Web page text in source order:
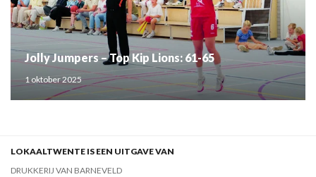
Jolly Jumpers – Top Kip Lions: 61-65
1 oktober 2025
LOKAALTWENTE IS EEN UITGAVE VAN
DRUKKERIJ VAN BARNEVELD